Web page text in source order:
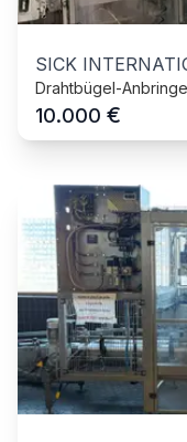
SICK
Drahtbügel-
10.000 €